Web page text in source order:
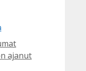
ajanut